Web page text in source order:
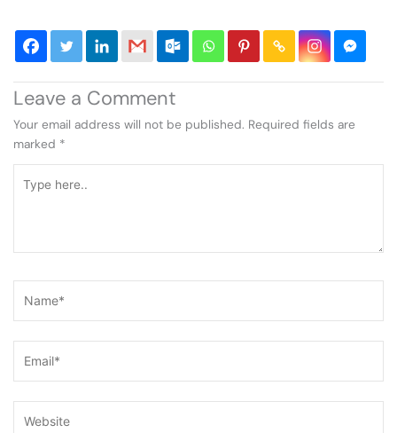
Leave a Comment
Your email address will not be published. Required fields are
marked *
here..